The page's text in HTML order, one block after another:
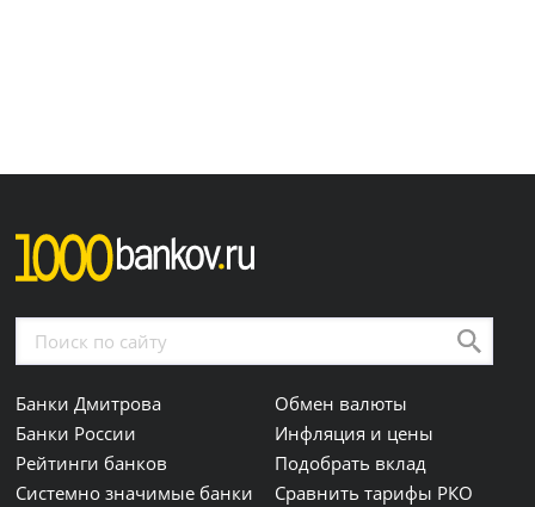
Банки Дмитрова
Банки России
Рейтинги банков
Системно значимые банки
Обмен валюты
Инфляция и цены
Подобрать вклад
Сравнить тарифы РКО